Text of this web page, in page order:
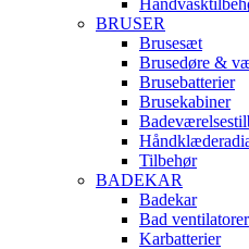
BRUSER
Brusesæt
Brusedøre &
Brusebatterier
Brusekabiner
Tilbehør
BADEKAR
Badekar
Bad ventilatorer
Karbatterier